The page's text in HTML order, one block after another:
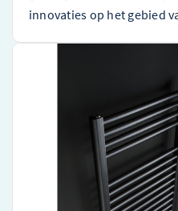
innovaties op het gebied
Instamat Rondo Lux
Vervaardigd door een
Veelzijdig en functioneel product
Kenmerkende witte afwerking en
Bekijk